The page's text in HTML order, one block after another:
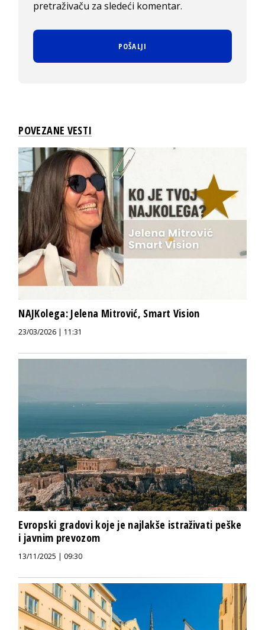
pretraživaču za sledeći komentar.
POVEZANE VESTI
NAJKolega: Jelena Mitrović, Smart Vision
23/03/2026 | 11:31
Evropski gradovi koje je najlakše istraživati peške
i javnim prevozom
13/11/2025 | 09:30